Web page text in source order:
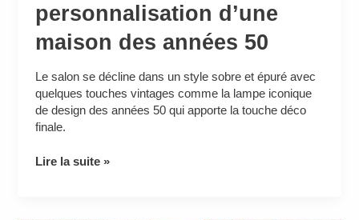
personnalisation d’une
maison des années 50
Le salon se décline dans un style sobre et épuré avec
quelques touches vintages comme la lampe iconique
de design des années 50 qui apporte la touche déco
finale.
Lire la suite »